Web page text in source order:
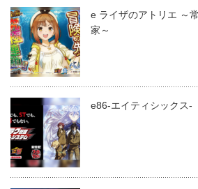
e ライザのアトリエ ～
家～
e86-エイティシックス-